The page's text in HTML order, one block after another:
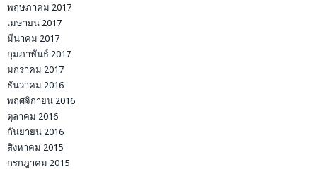
พฤษภาคม 2017
เมษายน 2017
มีนาคม 2017
กุมภาพันธ์ 2017
มกราคม 2017
ธันวาคม 2016
พฤศจิกายน 2016
ตุลาคม 2016
กันยายน 2016
สิงหาคม 2015
กรกฎาคม 2015